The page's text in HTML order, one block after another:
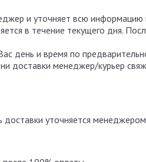
и уточняет всю информацию
в течение текущего дня.
день и время по
доставки менеджер/курьер
уточняется